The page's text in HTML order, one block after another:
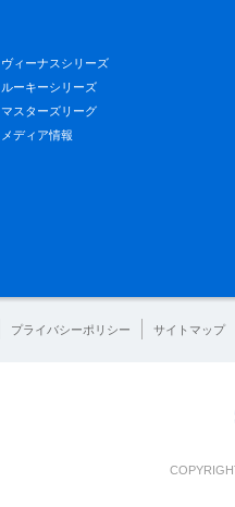
ヴィーナスシリーズ
ルーキーシリーズ
マスターズリーグ
メディア情報
プライバシーポリシー サイトマップ